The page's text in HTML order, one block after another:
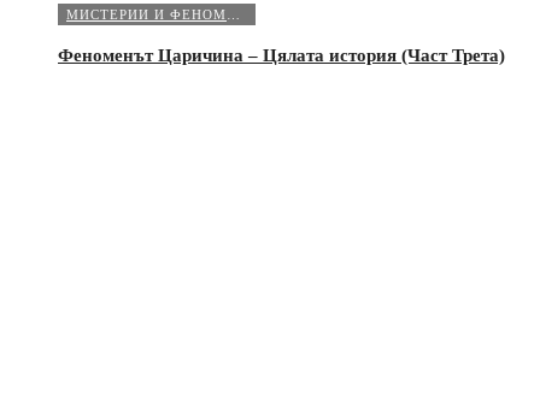
Феноменът Царичина – Цялата история (Част Трета)